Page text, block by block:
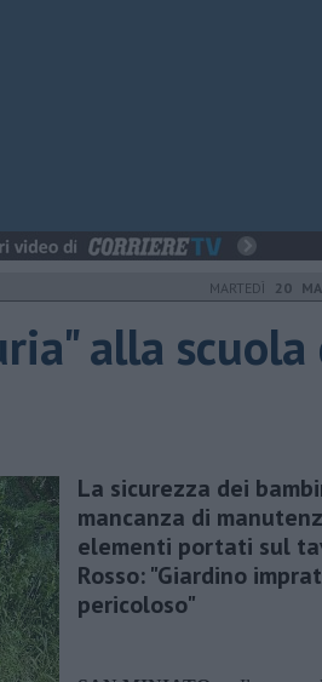
MARTEDÌ 20
alla scuola
La sicurezza dei
mancanza di
elementi portati sul
Rosso: "Giardino
pericoloso"